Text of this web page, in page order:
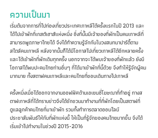
ความเป็นมา
เริ่มต้นจากการที่ไปท่องเที่ยวประเทศเกาหลีใต้ครั้งแรกในปี 2013 และ
ได้ไปเข้าพักที่เกสต์เฮาส์แห่งหนึ่ง ซึ่งที่นั้นมีเจ้าของที่พักเป็นคนเกาหลีที่
สามารถพูดภาษาไทยได้ จึงได้ทำความรู้จักกันในวงสนทนาปาร์ตี้ตาม
สไตล์คนเกาหลี หลังจากนั้นก็ได้มีโอกาสไปเที่ยวเกาหลีใต้อีกหลายครั้ง
และได้เข้าพักที่พักเดิมทุกครั้ง นอกจากจะได้พบเจ้าของที่พักแล้ว ยังมี
โอกาสได้พบปะคนไทยท่านอื่นๆ ที่ได้มาเข้าพักที่นี้ด้วย จึงทำให้รู้จักผู้คน
มากมาย ทั้งสตาฟคนเกาหลีและคนไทยที่ชอบเดินทางไปเกาหลี
ครั้งหนึ่งเมื่อได้ออกจากงานออฟฟิศด้านเอเยนซี่โฆษณาที่ทำอยู่ ทางส
ตาฟเกาหลีที่ได้ทราบข่าวจึงได้ชักชวนมาทำงานที่ที่พักโดยเป็นสตาฟที่
ดูแลลูกค้าคนไทยที่มาเข้าพัก รวมทั้งทำการตลาดออนไลน์
ประชาสัมพันธ์ให้กับที่พักแห่งนี้ ให้เป็นที่รู้จักของคนไทยมากขึ้น จึงได้
เริ่มเข้าไปทำงานในช่วงปี2015-2016